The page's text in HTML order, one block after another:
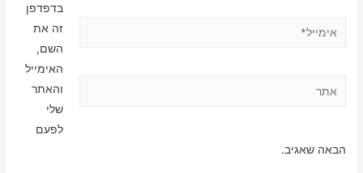
בדפדפן
זה את
השם,
האימייל
והאתר
שלי
לפעם
הבאה שאגיב.